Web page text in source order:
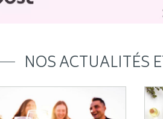
NOS ACTUALITÉS